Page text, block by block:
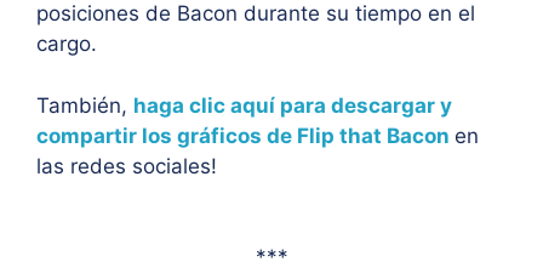
posiciones de Bacon durante su tiempo en el
cargo.
También, haga clic aquí para descargar y
compartir los gráficos de Flip that Bacon en
las redes sociales!
***